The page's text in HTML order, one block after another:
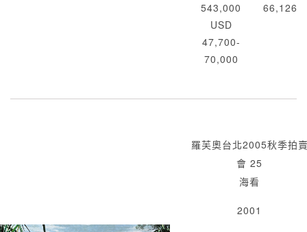
543,000
USD
47,700-
70,000
66,126
羅芙奧台北2005秋季拍
會 25
海看
2001